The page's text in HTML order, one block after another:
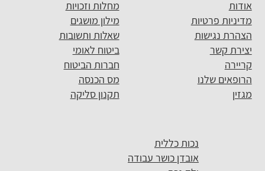
אודות
מדיניות פרטיות
הצהרת נגישות
יצירת קשר
קריירה
הרופאים שלנו
מגזין
מחלות וזכויות
מילון מושגים
שאלות ותשובות
ביטוח לאומי
חברות הביטוח
מס הכנסה
תקנון סליקה
נכות כללית
אובדן כושר עבודה